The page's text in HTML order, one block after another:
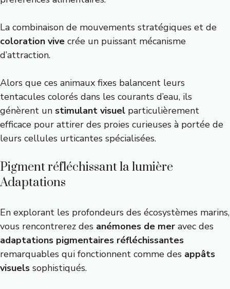
La combinaison de mouvements stratégiques et de
coloration vive crée un puissant mécanisme
d’attraction.
Alors que ces animaux fixes balancent leurs
tentacules colorés dans les courants d’eau, ils
génèrent un stimulant visuel particulièrement
efficace pour attirer des proies curieuses à portée de
leurs cellules urticantes spécialisées.
Pigment réfléchissant la lumière
Adaptations
En explorant les profondeurs des écosystèmes marins,
vous rencontrerez des anémones de mer avec des
adaptations pigmentaires réfléchissantes
remarquables qui fonctionnent comme des appâts
visuels sophistiqués.